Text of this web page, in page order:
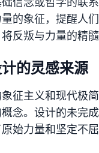
的象征，提醒人
反叛与力量的精
的灵感来源
征主义和现代极
念。设计的未完
始力量和坚定不